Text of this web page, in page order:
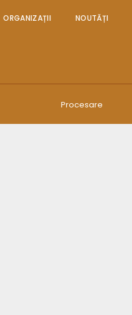
ORGANIZAȚII NOUTĂȚI
Procesare